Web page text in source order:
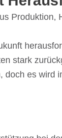
stark
doch es wird